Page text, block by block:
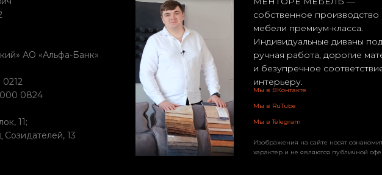
АО «Альфа-Банк»
0824
11;
Созидателей, 13
Мы в Telegram
Мы в RuTube
Мы в ВКонтакте
Изображения на сайте носят
характер и не являются публичной
собственное производство
мебели премиум-класса.
Индивидуальные диваны под
ручная работа, дорогие
и безупречное
интерьеру.